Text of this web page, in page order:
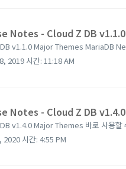
Notes - Cloud Z DB v1.1.0
2019 시간: 11:18 AM
Notes - Cloud Z DB v1.4.0
2020 시간: 4:55 PM